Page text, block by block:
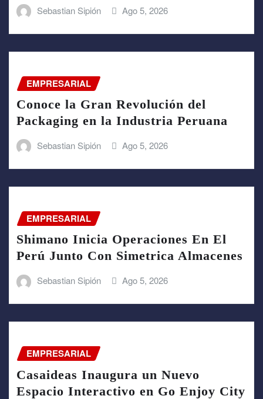
Sebastian Sipión Ago 5, 2026
EMPRESARIAL
Conoce la Gran Revolución del
Packaging en la Industria Peruana
Sebastian Sipión Ago 5, 2026
EMPRESARIAL
Shimano Inicia Operaciones En El
Perú Junto Con Simetrica Almacenes
Sebastian Sipión Ago 5, 2026
EMPRESARIAL
Casaideas Inaugura un Nuevo
Espacio Interactivo en Go Enjoy City